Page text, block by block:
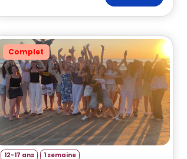
Complet
12-17 ans 1 semaine